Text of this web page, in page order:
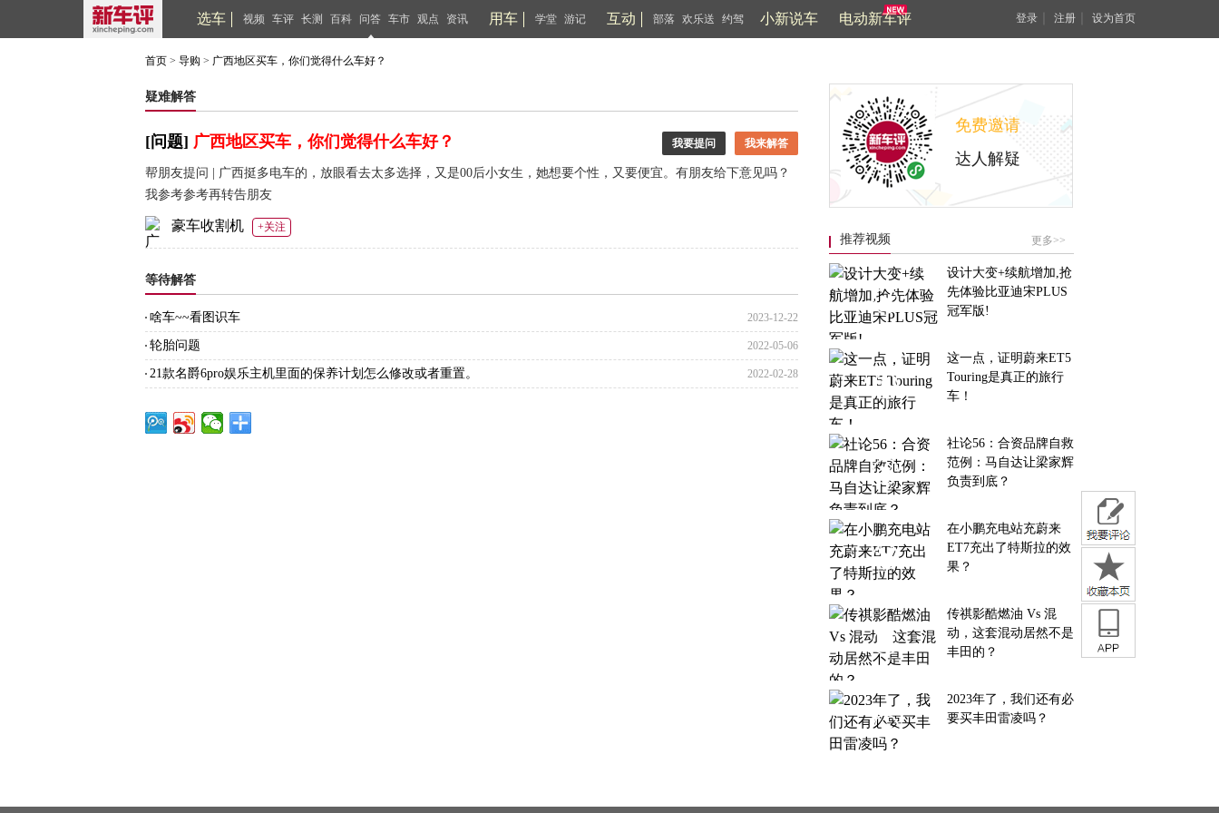
选车 视频 车评 长测 百科 问答 车市 观点 资讯 用车 学堂 游记 互动 部落 欢乐送 约驾 小新说车 电动新车评 登录 注册 设为首页
首页 > 导购 > 广西地区买车，你们觉得什么车好？
疑难解答
我要提问 我来解答
[问题] 广西地区买车，你们觉得什么车好？
帮朋友提问 | 广西挺多电车的，放眼看去太多选择，又是00后小女生，她想要个性，又要便宜。有朋友给下意见吗？
我参考参考再转告朋友
豪车收割机 +关注
等待解答
2023-12-22
啥车~~看图识车
2022-05-06
轮胎问题
2022-02-28
21款名爵6pro娱乐主机里面的保养计划怎么修改或者重置。
免费邀请
达人解疑
推荐视频 更多>>
设计大变+续航增加,抢
先体验比亚迪宋PLUS
冠军版!
这一点，证明蔚来ET5
Touring是真正的旅行
车！
社论56：合资品牌自救
范例：马自达让梁家辉
负责到底？
在小鹏充电站充蔚来
ET7充出了特斯拉的效
果？
传祺影酷燃油 Vs 混
动，这套混动居然不是
丰田的？
2023年了，我们还有必
要买丰田雷凌吗？